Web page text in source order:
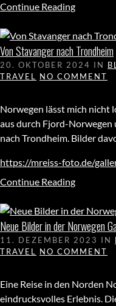
Continue Reading
Von Stavanger nach Trondheim
20. OKTOBER 2024 IN
TRAVEL NO COMMENT
Norwegen lässt mich nicht
aus durch Fjord-Norwegen
nach Trondheim. Bilder
https://mreiss-foto.de/
Continue Reading
Neue Bilder in der Norwegen
11. DEZEMBER 2023 IN
TRAVEL NO COMMENT
Eine Reise in den Norden
eindrucksvolles Erlebnis.